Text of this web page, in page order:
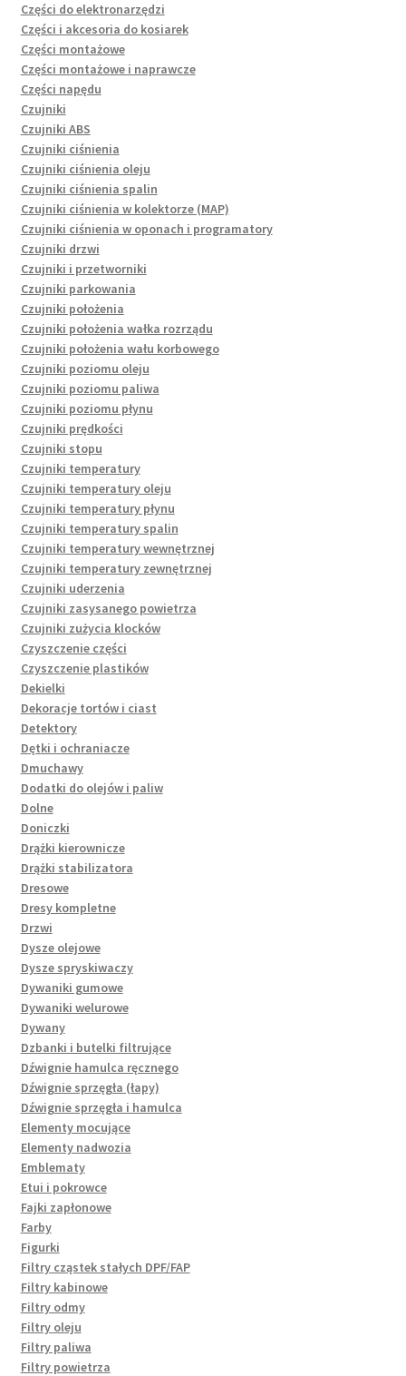
Części do elektronarzędzi
Części i akcesoria do kosiarek
Części montażowe
Części montażowe i naprawcze
Części napędu
Czujniki
Czujniki ABS
Czujniki ciśnienia
Czujniki ciśnienia oleju
Czujniki ciśnienia spalin
Czujniki ciśnienia w kolektorze (MAP)
Czujniki ciśnienia w oponach i programatory
Czujniki drzwi
Czujniki i przetworniki
Czujniki parkowania
Czujniki położenia
Czujniki położenia wałka rozrządu
Czujniki położenia wału korbowego
Czujniki poziomu oleju
Czujniki poziomu paliwa
Czujniki poziomu płynu
Czujniki prędkości
Czujniki stopu
Czujniki temperatury
Czujniki temperatury oleju
Czujniki temperatury płynu
Czujniki temperatury spalin
Czujniki temperatury wewnętrznej
Czujniki temperatury zewnętrznej
Czujniki uderzenia
Czujniki zasysanego powietrza
Czujniki zużycia klocków
Czyszczenie części
Czyszczenie plastików
Dekielki
Dekoracje tortów i ciast
Detektory
Dętki i ochraniacze
Dmuchawy
Dodatki do olejów i paliw
Dolne
Doniczki
Drążki kierownicze
Drążki stabilizatora
Dresowe
Dresy kompletne
Drzwi
Dysze olejowe
Dysze spryskiwaczy
Dywaniki gumowe
Dywaniki welurowe
Dywany
Dzbanki i butelki filtrujące
Dźwignie hamulca ręcznego
Dźwignie sprzęgła (łapy)
Dźwignie sprzęgła i hamulca
Elementy mocujące
Elementy nadwozia
Emblematy
Etui i pokrowce
Fajki zapłonowe
Farby
Figurki
Filtry cząstek stałych DPF/FAP
Filtry kabinowe
Filtry odmy
Filtry oleju
Filtry paliwa
Filtry powietrza